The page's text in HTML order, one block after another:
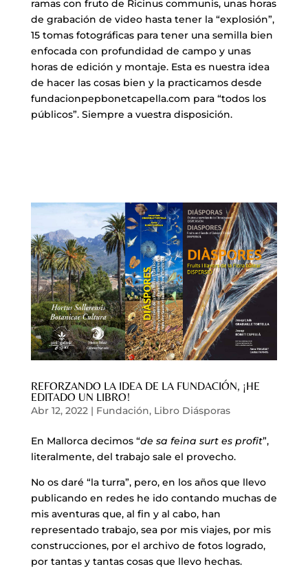
ramas con fruto de Ricinus communis, unas horas
de grabación de video hasta tener la “explosión”,
15 tomas fotográficas para tener una semilla bien
enfocada con profundidad de campo y unas
horas de edición y montaje. Esta es nuestra idea
de hacer las cosas bien y la practicamos desde
fundacionpepbonetcapella.com para “todos los
públicos”. Siempre a vuestra disposición.
REFORZANDO LA IDEA DE LA FUNDACIÓN, ¡HE
EDITADO UN LIBRO!
Abr 12, 2022| Fundación, Libro Diásporas
En Mallorca decimos “de sa feina surt es profit”,
literalmente, del trabajo sale el provecho.
No os daré “la turra”, pero, en los años que llevo
publicando en redes he ido contando muchas de
mis aventuras que, al fin y al cabo, han
representado trabajo, sea por mis viajes, por mis
construcciones, por el archivo de fotos logrado,
por tantas y tantas cosas que llevo hechas.